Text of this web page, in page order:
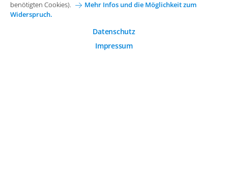
Karriere bei Arvato Systems Kontakt
benötigten Cookies).
Mehr Infos und die Möglichkeit zum
Widerspruch.
Datenschutz
Impressum
Analytische Cookies
Analytische Cookies werden verwendet, um das